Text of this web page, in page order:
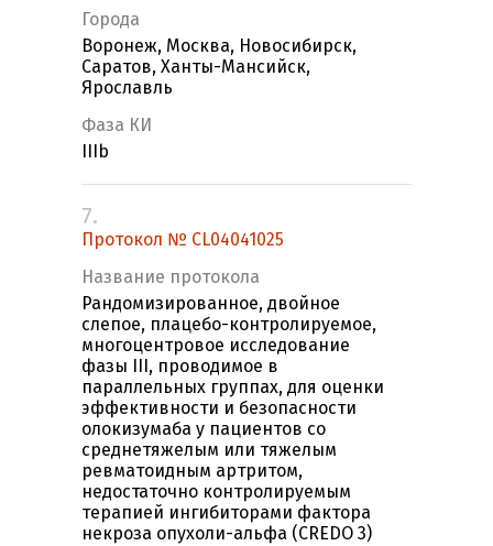
Города
Воронеж, Москва, Новосибирск,
Саратов, Ханты-Мансийск,
Ярославль
Фаза КИ
IIIb
7.
Протокол № CL04041025
Название протокола
Рандомизированное, двойное
слепое, плацебо-контролируемое,
многоцентровое исследование
фазы III, проводимое в
параллельных группах, для оценки
эффективности и безопасности
олокизумаба у пациентов со
среднетяжелым или тяжелым
ревматоидным артритом,
недостаточно контролируемым
терапией ингибиторами фактора
некроза опухоли-альфа (CREDO 3)